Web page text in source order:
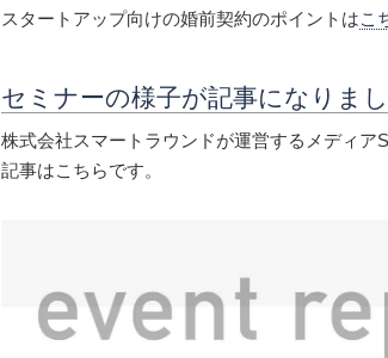
スタートアップ向けの婚前契約のポイントはこ
セミナーの様子が記事になりま
株式会社スマートラウンドが運営するメディア
記事はこちらです。